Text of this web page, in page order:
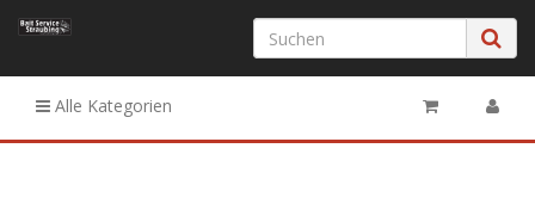
Alle Kategorien